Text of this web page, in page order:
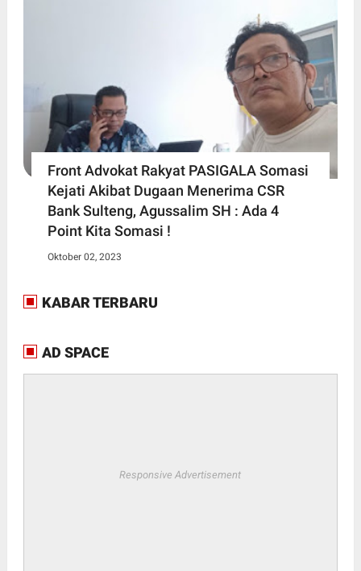
Front Advokat Rakyat PASIGALA Somasi
Kejati Akibat Dugaan Menerima CSR
Bank Sulteng, Agussalim SH : Ada 4
Point Kita Somasi !
Oktober 02, 2023
KABAR TERBARU
AD SPACE
Responsive Advertisement